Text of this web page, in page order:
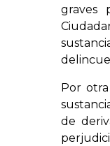
graves
Por
de